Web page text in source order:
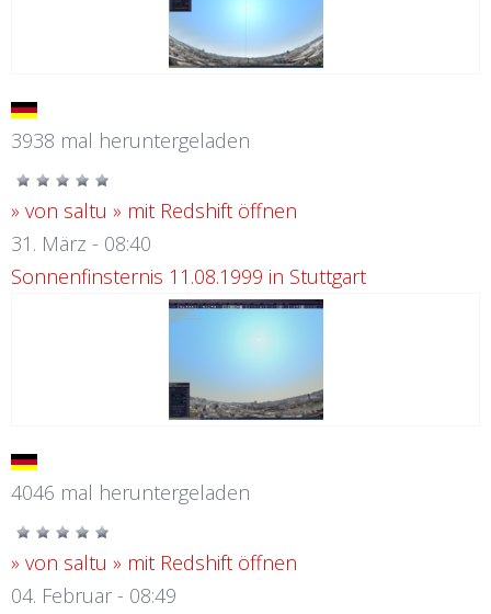
3938 mal heruntergeladen
» von saltu » mit Redshift öffnen
31. März - 08:40
Sonnenfinsternis 11.08.1999 in Stuttgart
4046 mal heruntergeladen
» von saltu » mit Redshift öffnen
04. Februar - 08:49